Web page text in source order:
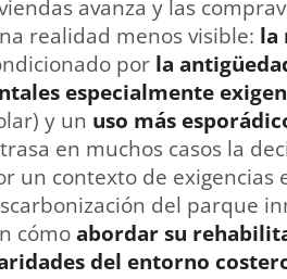
avanza y las
realidad menos visible: la
por la
especialmente
y un uso más
en muchos casos la
un contexto de exigencias
del parque
cómoabordar su
del entorno